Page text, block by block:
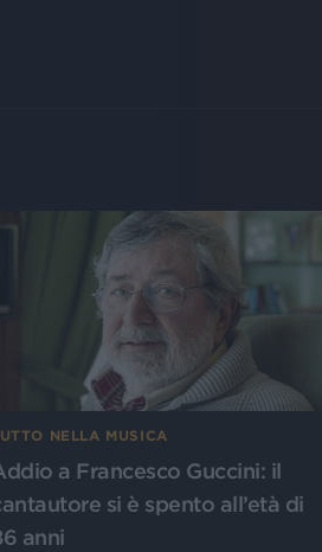
NELLA MUSICA
a Francesco Guccini: il
si è spento all’età di
anni